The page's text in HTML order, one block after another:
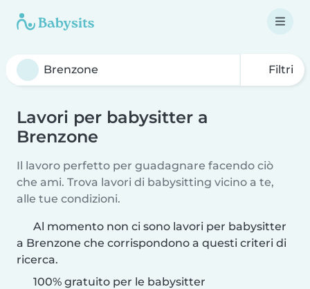
Filtri
Lavori per babysitter a
Brenzone
Il lavoro perfetto per guadagnare facendo ciò
che ami. Trova lavori di babysitting vicino a te,
alle tue condizioni.
Al momento non ci sono lavori per babysitter
a Brenzone che corrispondono a questi criteri di
ricerca.
100% gratuito per le babysitter